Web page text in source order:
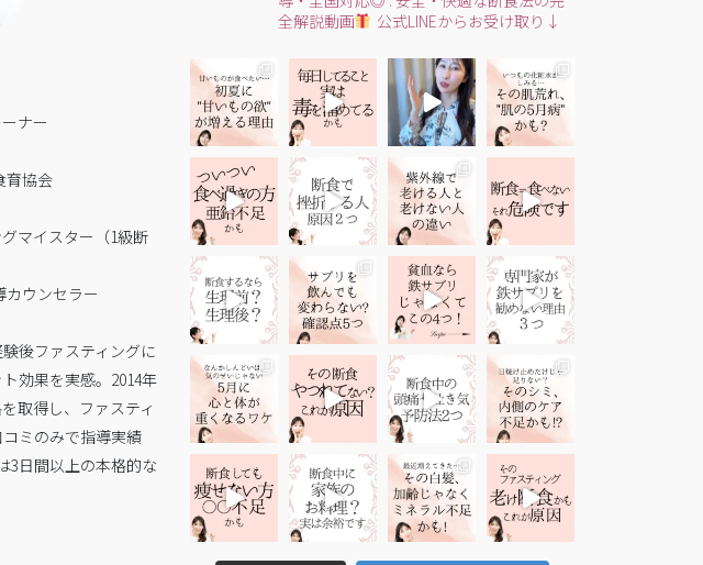
ナー
育協会
マイスター（1級断
カウンセラー
後ファスティングに
効果を実感。2014年
取得し、ファスティ
ミのみで指導実績
3日間以上の本格的な
全解説動画
公式LINEからお受け取り↓